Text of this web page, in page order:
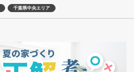
千葉県中央エリア